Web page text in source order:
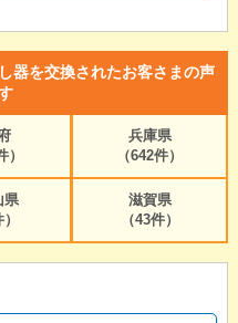
器を交換されたお客さまの声
）
兵庫県
（642件）
県
滋賀県
（43件）